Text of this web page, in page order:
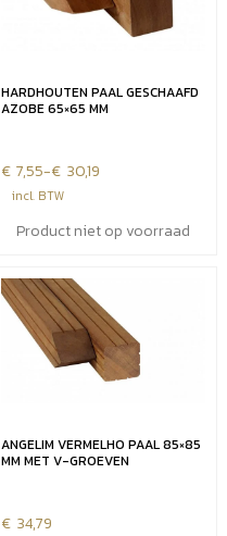
HARDHOUTEN PAAL GESCHAAFD
AZOBE 65×65 MM
€ 7,55-€ 30,19
Prijsklasse:
€7,55
€30,19
incl. BTW
Product niet op voorraad
ANGELIM VERMELHO PAAL 85×85
MM MET V-GROEVEN
€ 34,79